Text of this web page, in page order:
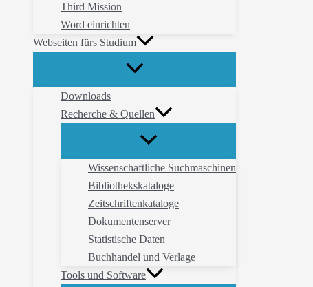
Third Mission
Word einrichten
Webseiten fürs Studium
Downloads
Recherche & Quellen
Wissenschaftliche Suchmaschinen
Bibliothekskataloge
Zeitschriftenkataloge
Dokumentenserver
Statistische Daten
Buchhandel und Verlage
Tools und Software